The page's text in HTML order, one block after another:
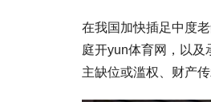
在我国加快插足中度
庭开yun体育网，以及
主缺位或滥权、财产